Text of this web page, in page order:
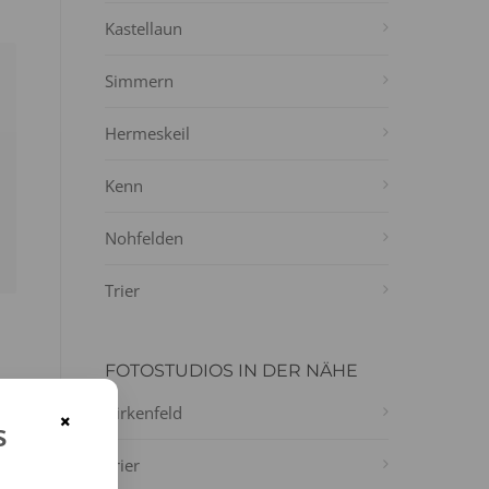
Kastellaun
Simmern
Hermeskeil
Kenn
Nohfelden
Trier
FOTOSTUDIOS IN DER NÄHE
Birkenfeld
Trier
×